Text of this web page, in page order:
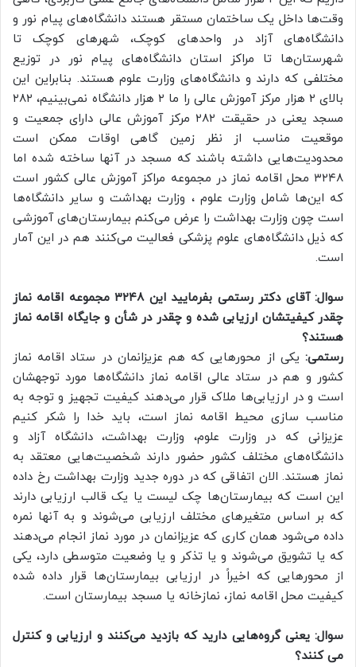
وقت‌ها داخل یک ساختمان مستقر هستند دانشگاه‌های پیام نور و
دانشگاه‌های آزاد در واحدهای کوچک، شهرهای کوچک تا
شهرستان‌ها تا مراکز استان دانشگاه‌های پیام نور در توزیع
مختلفی که دارند و دانشگاه‌های وزارت علوم هستند. بنابراین این
بالای ۲ هزار مرکز آموزش عالی را ما ۲ هزار دانشگاه نمی‌بینیم، ۲۸۲
مسجد یعنی در حقیقت ۲۸۲ مرکز آموزش عالی دارای جمعیت و
موقعیت مناسب از نظر زمین گاهی اوقات ممکن است
محدودیت‌هایی داشته باشند که مسجد در آنها ساخته شده اما
۳۲۴۸ محل اقامه نماز در مجموعه مراکز آموزش عالی کشور است
که این‌ها شامل وزارت علوم ، وزارت بهداشت و سایر دانشگاه‌ها
است چون وزارت بهداشت را عرض می‌کنم بیمارستان‌های آموزشی
که ذیل دانشگاه‌های علوم پزشکی فعالیت می‌کنند هم در این آمار
است.
سوال: آقای دکتر رستمی بفرمایید این ۳۲۴۸ مجموعه اقامه نماز
چقدر کیفیتشان ارزیابی شده و چقدر در شأن و جایگاه اقامه نماز
هستند؟
رستمی: یکی از محورهایی که هم عزیزانمان در ستاد اقامه نماز
کشور و هم در ستاد عالی اقامه نماز دانشگاه‌ها مورد توجهشان
است و در ارزیابی‌ها ملاک قرار می‌دهند کیفیت تجهیز و توجه به
مناسب سازی محیط اقامه نماز است، باید خدا را شکر کنیم
عزیزانی که در وزارت علوم، وزارت بهداشت، دانشگاه آزاد و
دانشگاه‌های مختلف کشور حضور دارند شخصیت‌هایی معتقد به
نماز هستند. الان اتفاقی که در دوره جدید وزارت بهداشت رخ داده
این است که بیمارستان‌ها چک لیست یا یک قالب ارزیابی دارند
که بر اساس متغیرهای مختلف ارزیابی می‌شوند و به آنها نمره
داده می‌شود همان کاری که عزیزانمان در مورد نماز انجام می‌دهند
که یا تشویق می‌شوند و یا تذکر و یا وضعیت متوسطی دارد، یکی
از محورهایی که اخیراً در ارزیابی بیمارستان‌ها قرار داده شده
کیفیت محل اقامه نماز، نمازخانه یا مسجد بیمارستان است.
سوال: یعنی گروه‌هایی دارید که بازدید می‌کنند و ارزیابی و کنترل
می کنند؟